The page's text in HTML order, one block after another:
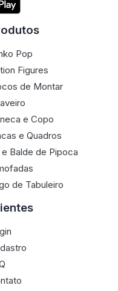
Pop
Figures
de Montar
e Copo
e Quadros
e Balde de Pipoca
de Tabuleiro